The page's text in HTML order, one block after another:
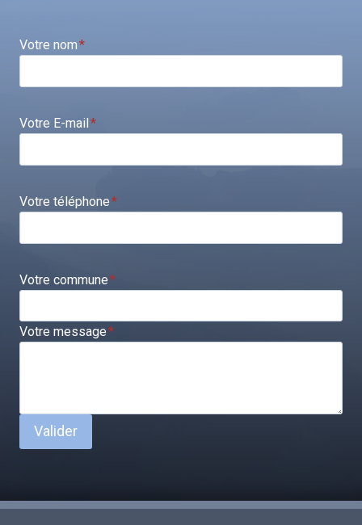
Votre nom*
Votre E-mail*
Votre téléphone*
Votre commune*
Votre message*
Valider